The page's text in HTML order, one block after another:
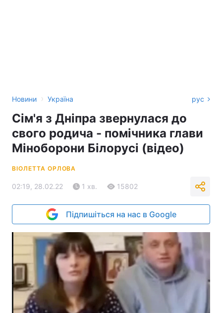
Новини › Україна рус
Сім'я з Дніпра звернулася до
свого родича - помічника глави
Міноборони Білорусі (відео)
ВІОЛЕТТА ОРЛОВА
02:19, 28.02.22 1 хв. 15802
Підпишіться на нас в Google